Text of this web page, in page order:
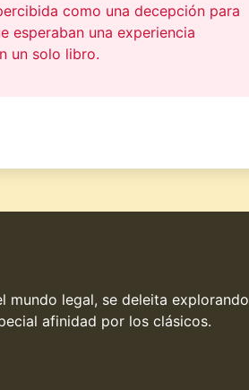
como una decepción para
esperaban una experiencia
un solo libro.
mundo legal, se deleita explorando
afinidad por los clásicos.